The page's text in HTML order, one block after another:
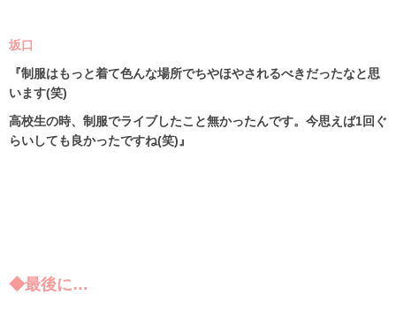
坂口
『制服はもっと着て色んな場所でちやほやされるべきだったなと思
います(笑)
高校生の時、制服でライブしたこと無かったんです。今思えば1回ぐ
らいしても良かったですね(笑) 』
◆最後に…